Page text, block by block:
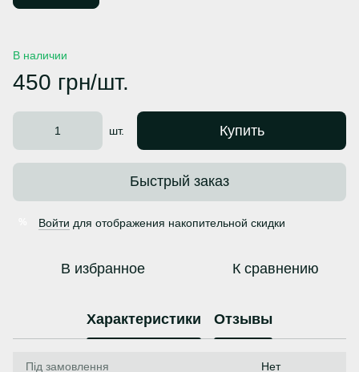
В наличии
450 грн/шт.
шт. Купить
Быстрый заказ
Войти для отображения накопительной скидки
В избранное К сравнению
Характеристики Отзывы
Під замовлення Нет